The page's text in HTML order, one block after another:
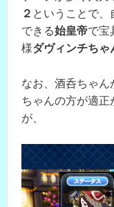
２ ということで
できる始皇帝で宝
様ダヴィンチちゃ
なお、酒呑ちゃん
ちゃんの方が適正
が、